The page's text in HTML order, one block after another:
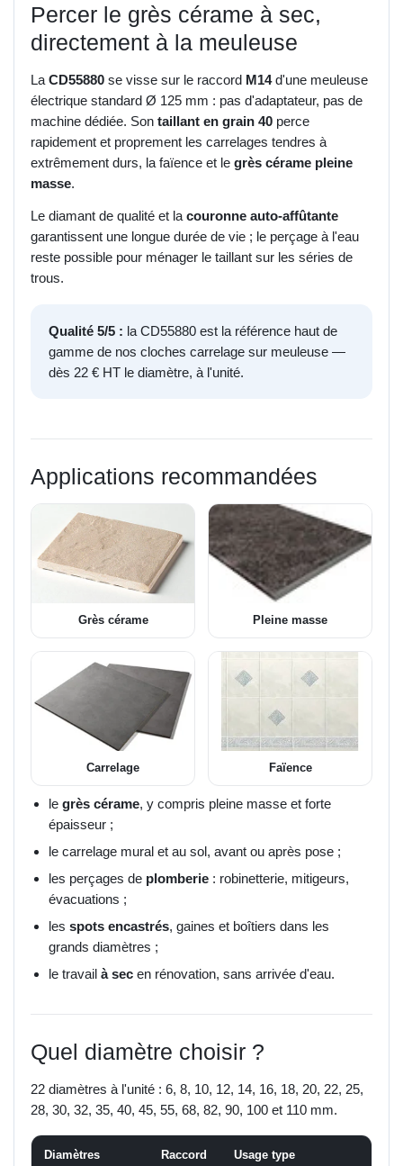
Percer le grès cérame à sec,
directement à la meuleuse
La CD55880 se visse sur le raccord M14d'une meuleuse
électrique standard Ø 125 mm : pas d'adaptateur, pas de
machine dédiée. Son taillant en grain 40 perce
rapidement et proprement les carrelages tendres à
extrêmement durs, la faïence et le grès cérame pleine
masse.
Le diamant de qualité et la couronne auto-affûtante
garantissent une longue durée de vie ; le perçage à l'eau
reste possible pour ménager le taillant sur les séries de
trous.
Qualité 5/5 : la CD55880 est la référence haut de
gamme de nos cloches carrelage sur meuleuse —
dès 22 € HT le diamètre, à l'unité.
Applications recommandées
Grès cérame Pleine masse
Carrelage Faïence
le grès cérame, y compris pleine masse et forte
épaisseur ;
le carrelage mural et au sol, avant ou après pose ;
les perçages de plomberie : robinetterie, mitigeurs,
évacuations ;
les spots encastrés, gaines et boîtiers dans les
grands diamètres ;
le travail à sec en rénovation, sans arrivée d'eau.
Quel diamètre choisir ?
22 diamètres à l'unité : 6, 8, 10, 12, 14, 16, 18, 20, 22, 25,
28, 30, 32, 35, 40, 45, 55, 68, 82, 90, 100 et 110 mm.
Diamètres Raccord Usage type